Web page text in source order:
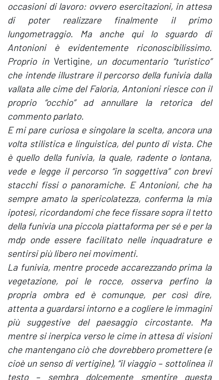
occasioni di lavoro: ovvero esercitazioni, in attesa
di poter realizzare finalmente il primo
lungometraggio. Ma anche qui lo sguardo di
Antonioni è evidentemente riconoscibilissimo.
Proprio inVertigine, un documentario “turistico”
che intende illustrare il percorso della funivia dalla
vallata alle cime del Faloria, Antonioni riesce con il
proprio “occhio” ad annullare la retorica del
commento parlato.
E mi pare curiosa e singolare la scelta, ancora una
volta stilistica e linguistica, del punto di vista. Che
è quello della funivia, la quale, radente o lontana,
vede e legge il percorso “in soggettiva” con brevi
stacchi fissi o panoramiche. E Antonioni, che ha
sempre amato la spericolatezza, conferma la mia
ipotesi, ricordandomi che fece fissare sopra il tetto
della funivia una piccola piattaforma per sé e per la
mdp onde essere facilitato nelle inquadrature e
sentirsi più libero nei movimenti.
La funivia, mentre procede accarezzando prima la
vegetazione, poi le rocce, osserva perfino la
propria ombra ed è comunque, per così dire,
attenta a guardarsi intorno e a cogliere le immagini
più suggestive del paesaggio circostante. Ma
mentre si inerpica verso le cime in attesa di visioni
che mantengano ciò che dovrebbero promettere (e
cioè un senso di vertigine), “il viaggio – sottolinea il
testo – sembra dolcemente smentire questa